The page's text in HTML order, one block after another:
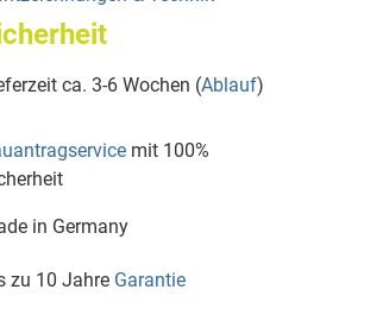
ca. 3-6 Wochen (Ablauf)
mit 100%
in Germany
zu 10 Jahre Garantie